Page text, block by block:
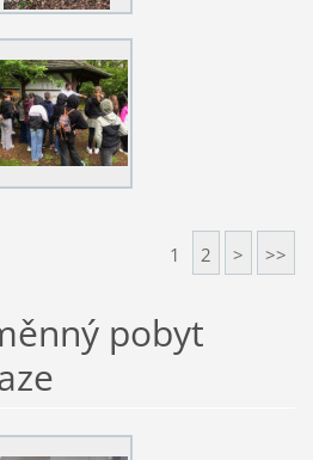
1 2 > >>
pobyt